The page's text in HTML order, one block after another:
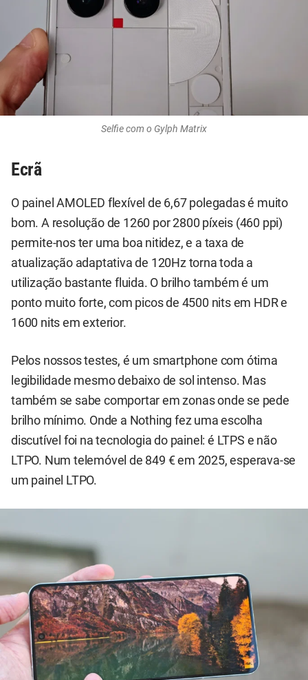
Selfie com o Gylph Matrix
Ecrã
O painel AMOLED flexível de 6,67 polegadas é muito
bom. A resolução de 1260 por 2800 píxeis (460 ppi)
permite-nos ter uma boa nitidez, e a taxa de
atualização adaptativa de 120Hz torna toda a
utilização bastante fluida. O brilho também é um
ponto muito forte, com picos de 4500 nits em HDR e
1600 nits em exterior.
Pelos nossos testes, é um smartphone com ótima
legibilidade mesmo debaixo de sol intenso. Mas
também se sabe comportar em zonas onde se pede
brilho mínimo. Onde a Nothing fez uma escolha
discutível foi na tecnologia do painel: é LTPS e não
LTPO. Num telemóvel de 849 € em 2025, esperava-se
um painel LTPO.